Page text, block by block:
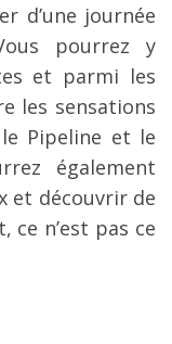
d’une journée
pourrez y
et parmi les
les sensations
Pipeline et le
également
et découvrir de
ce n’est pas ce